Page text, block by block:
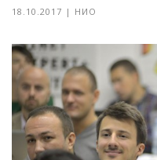
18.10.2017 | НИО